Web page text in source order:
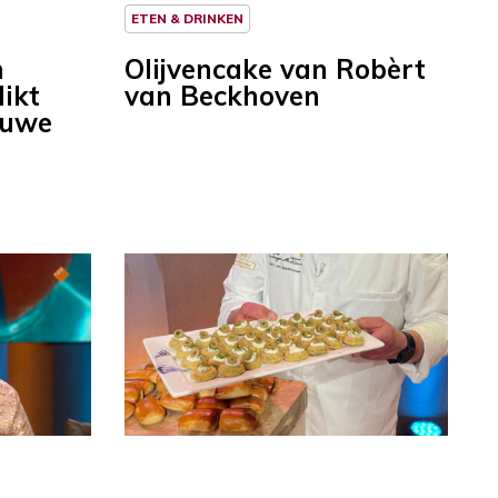
ETEN & DRINKEN
Olijvencake van Robèrt
van Beckhoven